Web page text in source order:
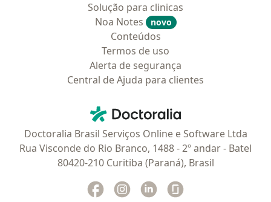
Solução para clinicas
Noa Notes
novo
Conteúdos
Termos de uso
Alerta de segurança
Central de Ajuda para clientes
Doctoralia - Homepage
Doctoralia Brasil Serviços Online e Software Ltda
Rua Visconde do Rio Branco, 1488 - 2º andar - Batel
80420-210 Curitiba (Paraná), Brasil
Facebook
abre num novo separador
Instagram
abre num novo separador
Linkedin
abre num novo